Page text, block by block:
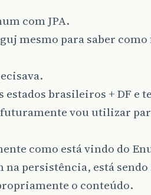
com JPA.
mesmo para saber
brasileiros + DF e
futuramente vou utilizar
como está vindo do
persistência, está sendo
o conteúdo.